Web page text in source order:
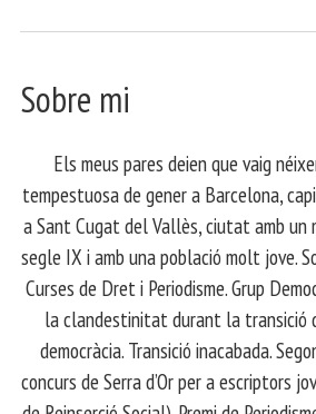
Sobre mi
Els meus pares deien que vaig
tempestuosa de gener a Barcelona,
a Sant Cugat del Vallès, ciutat amb
segle IX i amb una població molt jove.
Curses de Dret i Periodisme. Grup
la clandestinitat durant la transició
democràcia. Transició inacabada.
concurs de Serra d’Or per a escriptors